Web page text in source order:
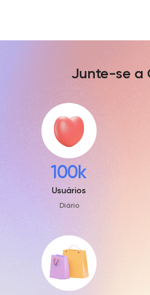
Junte-se a
100k
Usuários
Diário